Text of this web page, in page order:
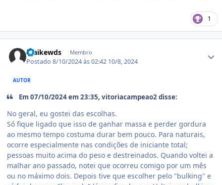
1
maikewds Membro
Postado8/10/2024 às 02:42 10/8, 2024
AUTOR
Em 07/10/2024 em 23:35, vitoriacampeao2 disse:
No geral, eu gostei das escolhas.
Só fique ligado que isso de ganhar massa e perder gordura
ao mesmo tempo costuma durar bem pouco. Para naturais,
ocorre especialmente nas condições de iniciante total;
pessoas muito acima do peso e destreinados. Quando voltei a
malhar ano passado, notei que ocorreu comigo por um mês
ou no máximo dois. Depois tive que escolher pelo "bulking" e